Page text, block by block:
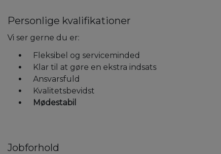
Personlige kvalifikationer
Vi ser gerne du er:
Fleksibel og serviceminded
Klar til at gøre en ekstra indsats
Ansvarsfuld
Kvalitetsbevidst
Mødestabil
Jobforhold